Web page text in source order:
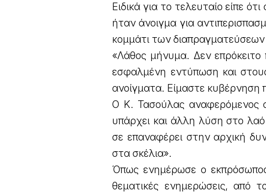
Ειδικά για το τελευταίο είπε
ήταν άνοιγμα για
κομμάτι των
«Λάθος μήνυμα. Δεν
εσφαλμένη εντύπωση και
ανοίγματα. Είμαστε κυβέρνηση
Ο Κ. Τασούλας αναφερόμενος
υπάρχει και άλλη λύση στο
σε επαναφέρει στην αρχική
στα σκέλια».
Όπως ενημέρωσε ο
θεματικές ενημερώσεις, από